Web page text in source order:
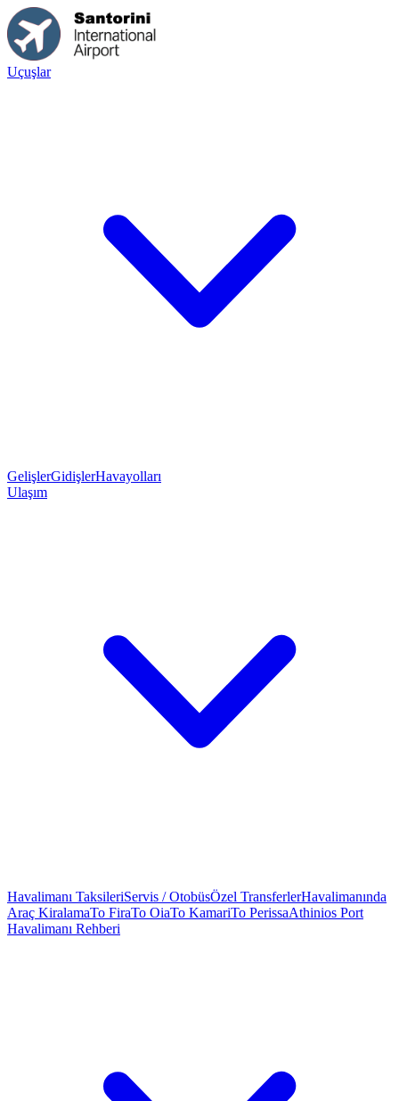
Uçuşlar
GelişlerGidişlerHavayolları
Ulaşım
Havalimanı TaksileriServis / OtobüsÖzel TransferlerHavalimanında
Araç KiralamaTo FiraTo OiaTo KamariTo PerissaAthinios Port
Havalimanı Rehberi